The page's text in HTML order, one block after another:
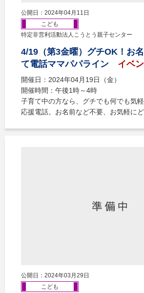
公開日：2024年04月11日
こども
特定非営利活動法人こうとう親子センター
4/19（第3金曜）グチOK！お
て電話ママパパライン
イベ
開催日：2024年04月19日（金）
開催時間：午後1時～4時
子育て中の方なら、グチでも何でも気
応援電話。お名前など不要、お気軽にど
公開日：2024年03月29日
こども